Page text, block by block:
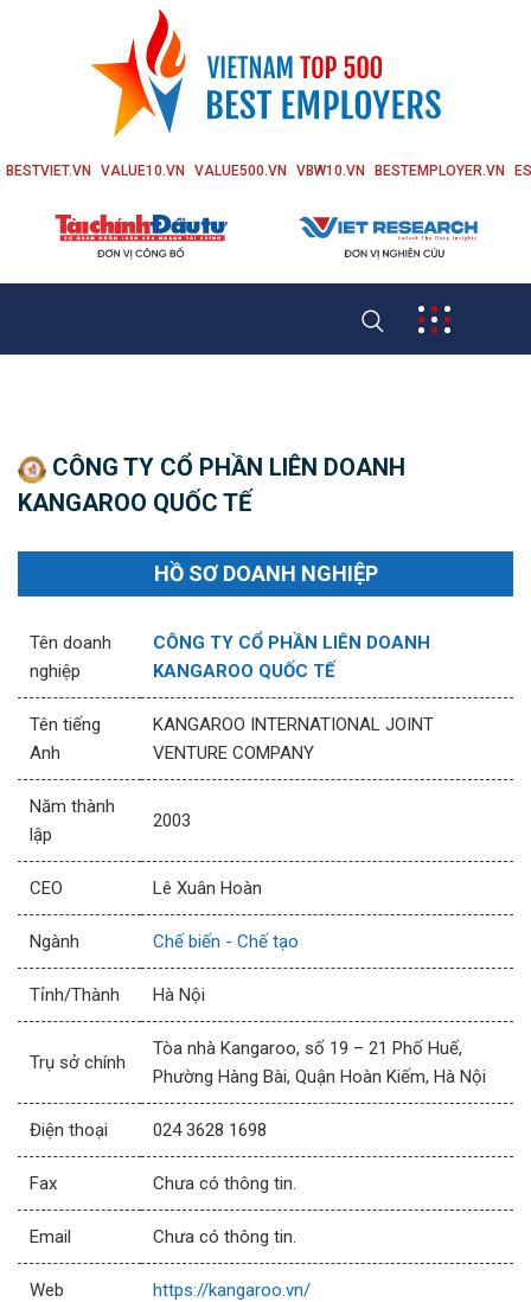
BESTVIET.VN VALUE10.VN VALUE500.VN VBW10.VN BESTEMPLOYER.VN
CÔNG TY CỔ PHẦN LIÊN DOANH
KANGAROO QUỐC TẾ
HỒ SƠ DOANH NGHIỆP
Tên doanh
nghiệp
CÔNG TY CỔ PHẦN LIÊN DOANH
KANGAROO QUỐC TẾ
Tên tiếng
Anh
KANGAROO INTERNATIONAL JOINT
VENTURE COMPANY
Năm thành
lập
2003
CEO Lê Xuân Hoàn
Ngành Chế biến - Chế tạo
Tỉnh/Thành Hà Nội
Trụ sở chính
Tòa nhà Kangaroo, số 19 – 21 Phố Huế,
Phường Hàng Bài, Quận Hoàn Kiếm, Hà Nội
Điện thoại 024 3628 1698
Fax Chưa có thông tin.
Email Chưa có thông tin.
Web https://kangaroo.vn/